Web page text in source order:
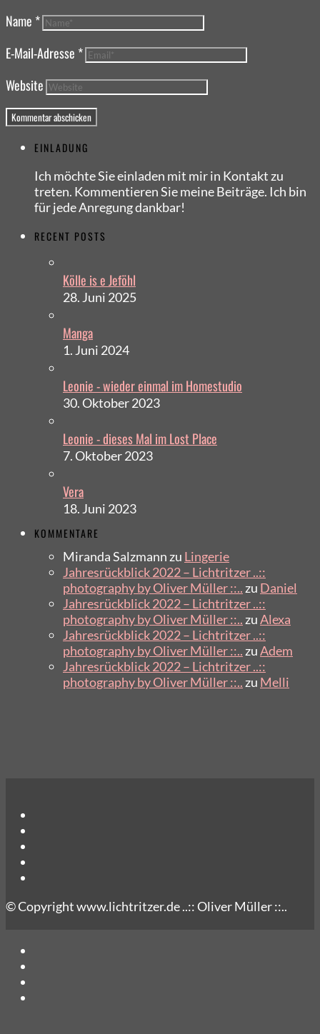
Name *
E-Mail-Adresse *
Website
EINLADUNG
Ich möchte Sie einladen mit mir in Kontakt zu
treten. Kommentieren Sie meine Beiträge. Ich bin
für jede Anregung dankbar!
RECENT POSTS
Kölle is e Jeföhl
28. Juni 2025
Manga
1. Juni 2024
Leonie - wieder einmal im Homestudio
30. Oktober 2023
Leonie - dieses Mal im Lost Place
7. Oktober 2023
Vera
18. Juni 2023
KOMMENTARE
Miranda Salzmann zu Lingerie
Jahresrückblick 2022 – Lichtritzer ..::
photography by Oliver Müller ::.. zu Daniel
Jahresrückblick 2022 – Lichtritzer ..::
photography by Oliver Müller ::.. zuAlexa
Jahresrückblick 2022 – Lichtritzer ..::
photography by Oliver Müller ::.. zuAdem
Jahresrückblick 2022 – Lichtritzer ..::
photography by Oliver Müller ::.. zu Melli
© Copyright www.lichtritzer.de ..:: Oliver Müller ::..